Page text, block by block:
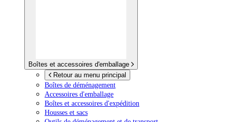
Boîtes et accessoires d'emballage
Retour au menu principal
Boîtes de déménagement
Accessoires d'emballage
Boîtes et accessoires d'expédition
Housses et sacs